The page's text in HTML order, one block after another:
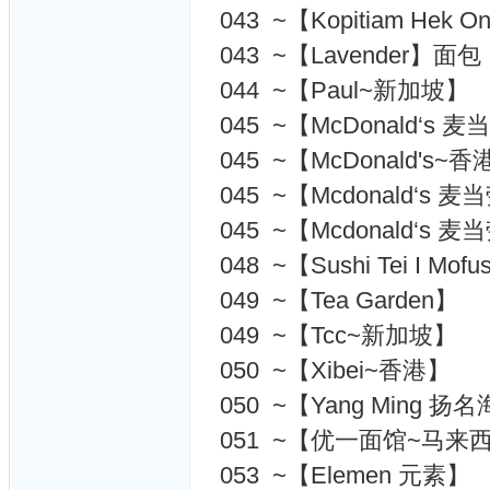
043 ~【Kopitiam Hek
043 ~【Lavender】面包
044 ~【Paul~新加坡】
045 ~【McDonald‘s 麦
045 ~【McDonald's~香
045 ~【Mcdonald‘s 麦
045 ~【Mcdonald‘s 麦
048 ~【Sushi Tei I
049 ~【Tea Garden】
049 ~【Tcc~新加坡】
050 ~【Xibei~香港】
050 ~【Yang Ming 扬名
051 ~【优一面馆~马来
053 ~【Elemen 元素】